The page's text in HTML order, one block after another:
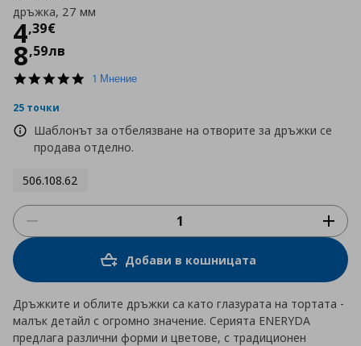
дръжка, 27 мм
4,39€
Цена
8,59лв
5.01 Мнение
25 точки
Шаблонът за отбелязване на отворите за дръжки се
продава отделно.
506.108.62
Добави в кошницата
Дръжките и облите дръжки са като глазурата на тортата -
малък детайл с огромно значение. Серията ENERYDA
предлага различни форми и цветове, с традиционен